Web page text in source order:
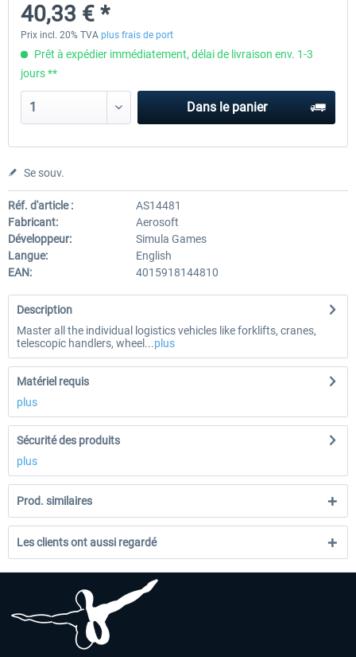
30,24 € *
40,33 € *
Prix incl. 20% TVA plus frais de port
Prêt à expédier immédiatement, délai de livraison env. 1-3
jours **
Dans le panier
Se souv.
Réf. d'article :
AS14481
Fabricant:
Aerosoft
Développeur:
Simula Games
Langue:
English
EAN:
4015918144810
Description
Master all the individual logistics vehicles like forklifts, cranes,
telescopic handlers, wheel...plus
Matériel requis
plus
Sécurité des produits
plus
Prod. similaires
Les clients ont aussi regardé